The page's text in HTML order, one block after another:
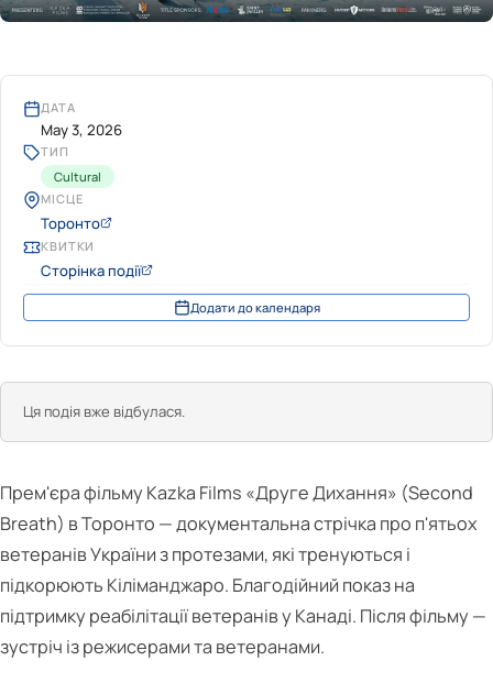
Ця подія вже відбулася.
Прем'єра фільму Kazka Films «Друге Дихання» (Second
Breath) в Торонто — документальна стрічка про п'ятьох
ветеранів України з протезами, які тренуються і
підкорюють Кіліманджаро. Благодійний показ на
підтримку реабілітації ветеранів у Канаді. Після фільму —
зустріч із режисерами та ветеранами.
ДАТА
May 3, 2026
ТИП
Cultural
МІСЦЕ
Торонто
КВИТКИ
Сторінка події
Додати до календаря